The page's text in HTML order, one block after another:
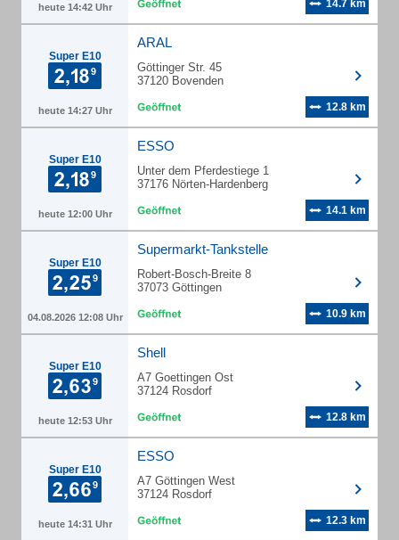
heute 14:42 Uhr 14.7 km
Super E10
heute 14:27 Uhr
ARAL
Göttinger Str. 45
37120 Bovenden
12.8 km
Super E10
heute 12:00 Uhr
ESSO
Unter dem Pferdestiege 1
37176 Nörten-Hardenberg
14.1 km
Super E10
04.08.2026 12:08 Uhr
Supermarkt-Tankstelle
Robert-Bosch-Breite 8
37073 Göttingen
10.9 km
Super E10
heute 12:53 Uhr
Shell
A7 Goettingen Ost
37124 Rosdorf
12.8 km
Super E10
heute 14:31 Uhr
ESSO
A7 Göttingen West
37124 Rosdorf
12.3 km